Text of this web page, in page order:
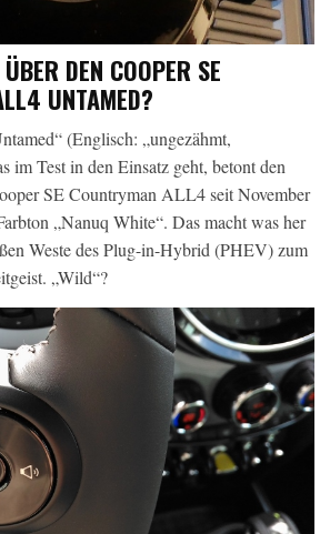
DEN COOPER SE
UNTAMED?
(Englisch: „ungezähmt,
im Test in den Einsatz geht, betont den
SE Countryman ALL4 seit November
„Nanuq White“. Das macht was her
Weste des Plug-in-Hybrid (PHEV) zum
„Wild“?